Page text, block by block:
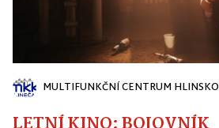
MULTIFUNKČNÍ CENTRUM HLINSKO